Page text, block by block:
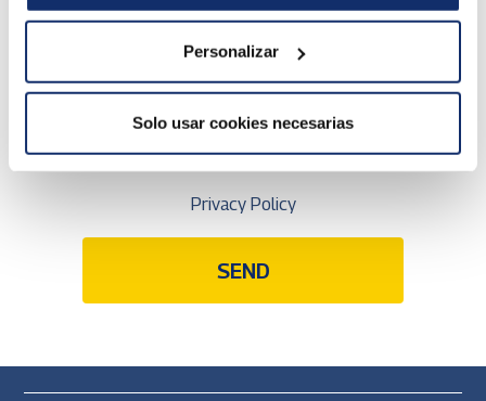
Personalizar
Solo usar cookies necesarias
Privacy Policy